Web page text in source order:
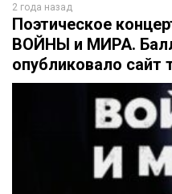
2 года назад
Поэтическое
ВОЙНЫ и МИРА.
опубликовало сайт